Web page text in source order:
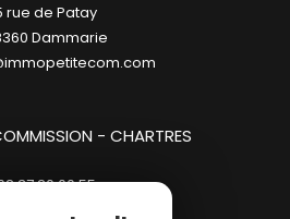
- CHARTRES
rue de Patay
dammarie